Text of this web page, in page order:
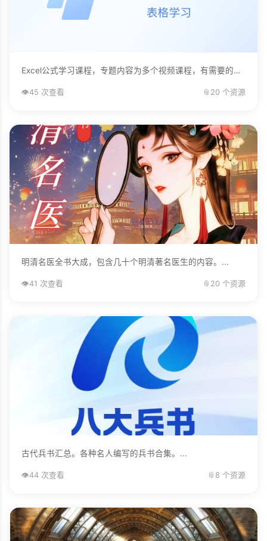
Excel公式学习课程，专题内容为多个视频课程，有需要的自己下载学习。...
👁️45 次查看 📎 20 个资源
明清名医全书大成，包含几十个明清著名医生的内容。...
👁️41 次查看 📎 20 个资源
古代兵书汇总。各种名人编写的兵书合集。...
👁️44 次查看 📎 8 个资源